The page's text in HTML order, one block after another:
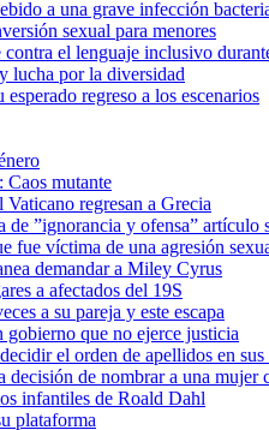
a una grave infección
sexual para menores
el lenguaje inclusivo
lucha por la diversidad
regreso a los escenarios
Caos mutante
Vaticano regresan a Grecia
”ignorancia y ofensa” artículo
fue víctima de una agresión
demandar a Miley Cyrus
a afectados del 19S
a su pareja y este escapa
gobierno que no ejerce justicia
el orden de apellidos en
decisión de nombrar a una
infantiles de Roald Dahl
plataforma